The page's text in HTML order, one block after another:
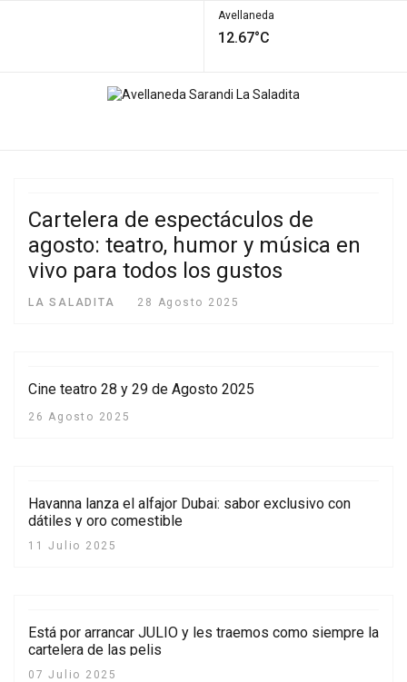
Avellaneda
12.67°C
Cartelera de espectáculos de
agosto: teatro, humor y música en
vivo para todos los gustos
LA SALADITA 28 Agosto 2025
Cine teatro 28 y 29 de Agosto 2025
26 Agosto 2025
Havanna lanza el alfajor Dubai: sabor exclusivo con
dátiles y oro comestible
11 Julio 2025
Está por arrancar JULIO y les traemos como siempre la
cartelera de las pelis
07 Julio 2025